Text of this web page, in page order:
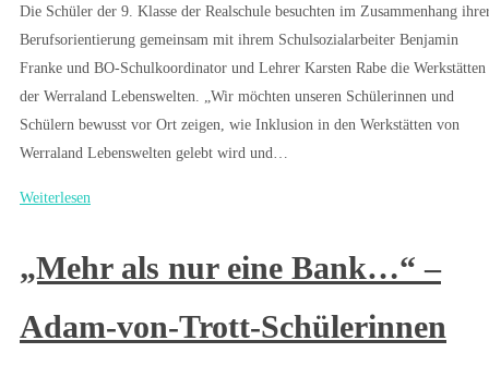
Die Schüler der 9. Klasse der Realschule besuchten im Zusammenhang
Berufsorientierung gemeinsam mit ihrem Schulsozialarbeiter Benjamin
Franke und BO-Schulkoordinator und Lehrer Karsten Rabe die Werkstätten
der Werraland Lebenswelten. „Wir möchten unseren Schülerinnen und
Schülern bewusst vor Ort zeigen, wie Inklusion in den Werkstätten von
Werraland Lebenswelten gelebt wird und…
Weiterlesen
„Mehr als nur eine Bank…“ –
Adam-von-Trott-Schülerinnen